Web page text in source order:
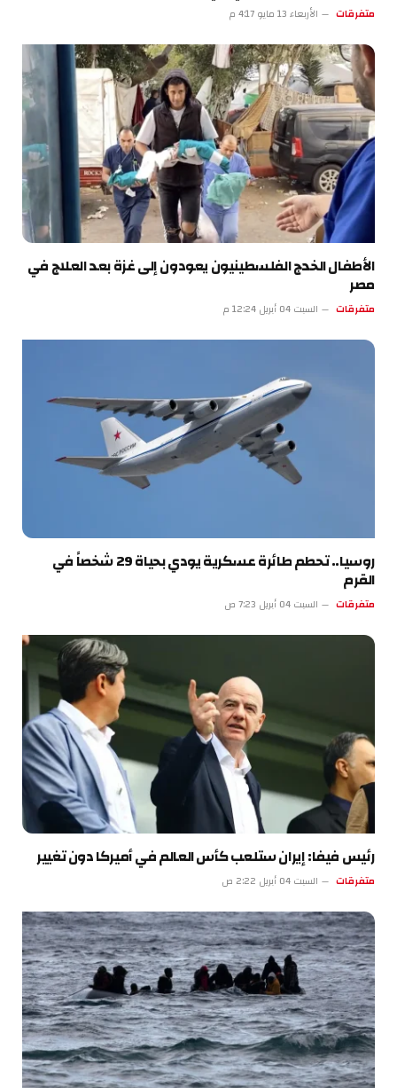
متفرقات الأربعاء 13 مايو 4:17 م
الأطفال الخدج الفلسطينيون يعودون إلى غزة بعد العلاج في
مصر
متفرقات السبت 04 أبريل 12:24 م
روسيا.. تحطم طائرة عسكرية يودي بحياة 29 شخصاً في
القرم
متفرقات السبت 04 أبريل 7:23 ص
رئيس فيفا: إيران ستلعب كأس العالم في أميركا دون تغيير
متفرقات السبت 04 أبريل 2:22 ص